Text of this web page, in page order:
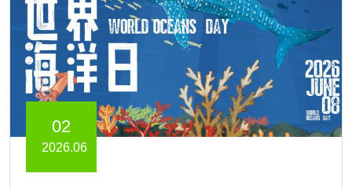
02
2026.06